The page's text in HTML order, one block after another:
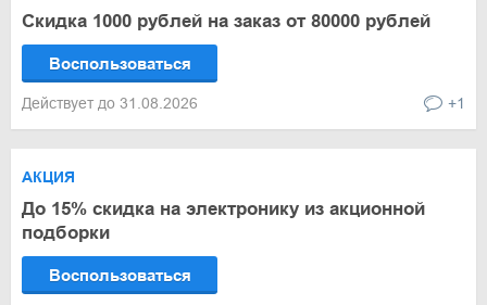
Скидка 1000 рублей на заказ от 80000 рублей
Воспользоваться
Действует до 31.08.2026 +1
АКЦИЯ
До 15% скидка на электронику из акционной
подборки
Воспользоваться